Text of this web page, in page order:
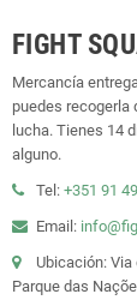
FIGHT
Mercancía
puedes recogerla
lucha. Tienes 14
alguno.
Tel: +351 91
Email:
Ubicación: Via
Parque das